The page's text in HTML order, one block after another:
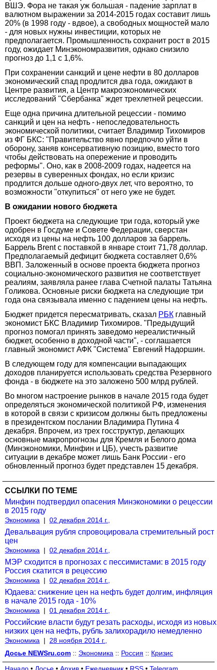
ВШЭ. Фора не такая уж большая - падение зарплат в
валютном выражении за 2014-2015 годах составит лишь
20% (в 1998 году - вдвое), а свободных мощностей мало
- для новых нужны инвестиции, которых не
предполагается. Промышленность сохранит рост в 2015
году, ожидает Минэкономразвития, однако снизило
прогноз до 1,1 с 1,6%.
При сохранении санкций и цене нефти в 80 долларов
экономический спад продлится два года, ожидают в
Центре развития, а Центр макроэкономических
исследований "Сбербанка" ждет трехлетней рецессии.
Еще одна причина длительной рецессии - помимо
санкций и цен на нефть - непоследовательность
экономической политики, считает Владимир Тихомиров
из ФГ БКС: "Правительство явно предпочло уйти в
оборону, заняв консервативную позицию, вместо того
чтобы действовать на опережение и проводить
реформы". Оно, как в 2008-2009 годах, надеется на
резервы в суверенных фондах, но если кризис
продлится дольше одного-двух лет, что вероятно, то
возможности "откупиться" от него уже не будет.
В ожидании нового бюджета
Проект бюджета на следующие три года, который уже
одобрен в Госдуме и Совете Федерации, сверстан
исходя из цены на нефть 100 долларов за баррель.
Баррель Brent c поставкой в январе стоит 71,78 доллар.
Предполагаемый дефицит бюджета составляет 0,6%
ВВП. Заложенный в основе проекта бюджета прогноз
социально-экономического развития не соответствует
реалиям, заявляла ранее глава Счетной палаты Татьяна
Голикова. Основные риски бюджета на следующие три
года она связывала именно с падением цены на нефть.
Бюджет придется пересматривать, сказал РБК главный
экономист БКС Владимир Тихомиров. "Предыдущий
прогноз помогал принять заведомо нереалистичный
бюджет, особенно в доходной части", - соглашается
главный экономист АФК "Система" Евгений Надоршин.
В следующем году для компенсации выпадающих
доходов планируется использовать средства Резервного
фонда - в бюджете на это заложено 500 млрд рублей.
Во многом настроение рынков в начале 2015 года будет
определяться экономической политикой РФ, изменения
в которой в связи с кризисом должны быть предложены
в президентском послании Владимира Путина 4
декабря. Впрочем, из трех госструктур, делающих
основные макропрогнозы для Кремля и Белого дома
(Минэкономики, Минфин и ЦБ), учесть развитие
ситуации в декабре может лишь Банк России - его
обновленный прогноз будет представлен 15 декабря.
ССЫЛКИ ПО ТЕМЕ
Минфин подтвердил опасения Минэкономики о рецессии
в 2015 году
Экономика | 02 декабря 2014 г.,
Девальвация рубля спровоцировала стремительный рост
цен
Экономика | 02 декабря 2014 г.,
МЭР сходится в прогнозах с пессимистами: в 2015 году
Россия скатится в рецессию
Экономика | 02 декабря 2014 г.,
Юдаева: снижение цен на нефть будет долгим, инфляция
в начале 2015 года - 10%
Экономика | 01 декабря 2014 г.,
Российские власти будут резать расходы, исходя из новых
низких цен на нефть, рубль залихорадило немедленно
Экономика |
28 ноября 2014 г.,
Досье NEWSru.com :: Экономика :: Россия :: Кризис
Начало • Досье • Архив • Ежедневник • RSS • Telegram